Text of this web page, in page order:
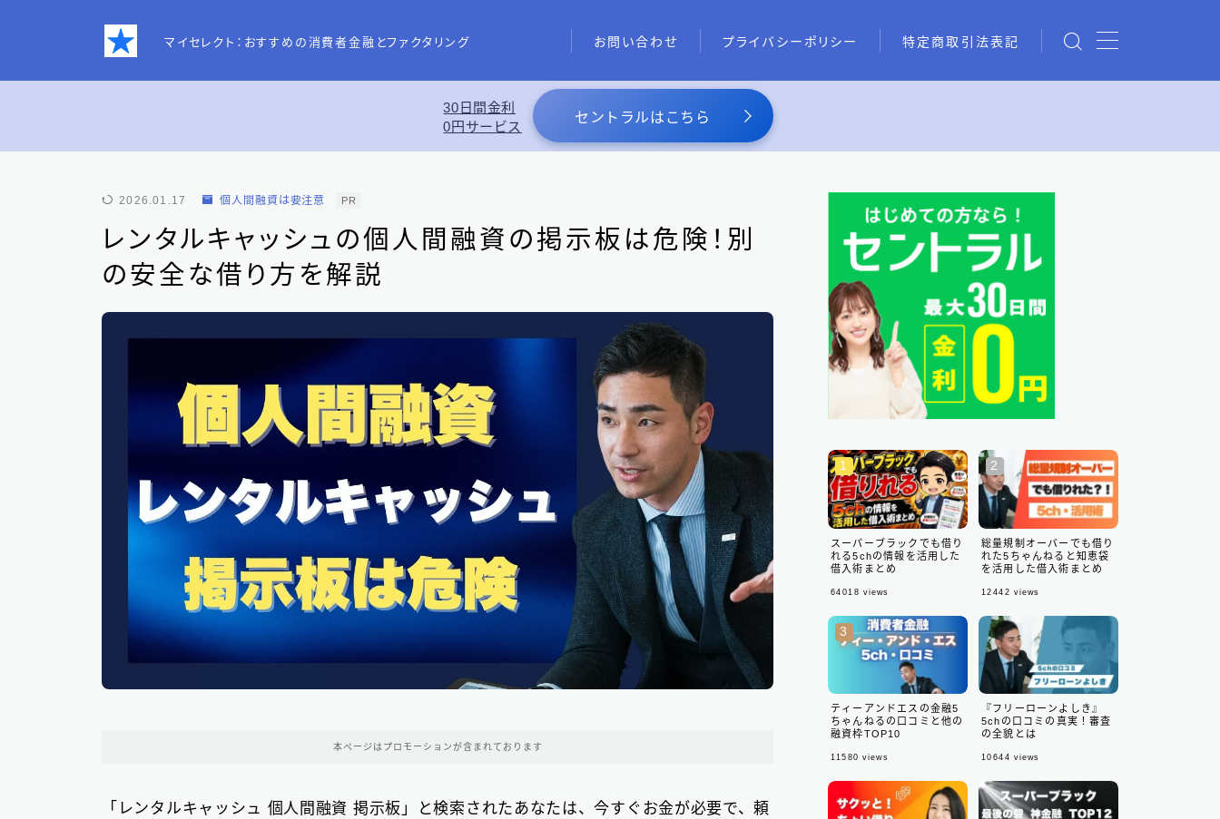
マイセレクト：おすすめの消費者金融とファクタリング お問い合わせ プライバシーポリシー 特定商取引法表記
プライバシーポリシー
特定商取引法表記
運営者情報
あわせて読みたい
スーパーブラックでも借りれる5chの情報を活用した借入術まと
8
関東地方の消費者金融 12
中部地方の消費者金融
近畿地方の消費者金融
中国地方・四国地方の消費者金融 23
九州地方の消費者金融 34
中小消費者金融で借りる
2
後払い決済サービス
30日間金利
0円サービス
セントラルはこちら
2026.01.17 個人間融資は要注意 PR
レンタルキャッシュの個人間融資の掲示板は危険！別
の安全な借り方を解説
本ページはプロモーションが含まれております
「レンタルキャッシュ 個人間融資 掲示板」と検索されたあなたは、今すぐお金が必要で、頼
スーパーブラックでも借り
れる5chの情報を活用した
借入術まとめ
64018 views
総量規制オーバーでも借り
れた5ちゃんねると知恵袋
を活用した借入術まとめ
12442 views
ティーアンドエスの金融5
ちゃんねるの口コミと他の
融資枠TOP10
11580 views
『フリーローンよしき』
5chの口コミの真実！審査
の全貌とは
10644 views